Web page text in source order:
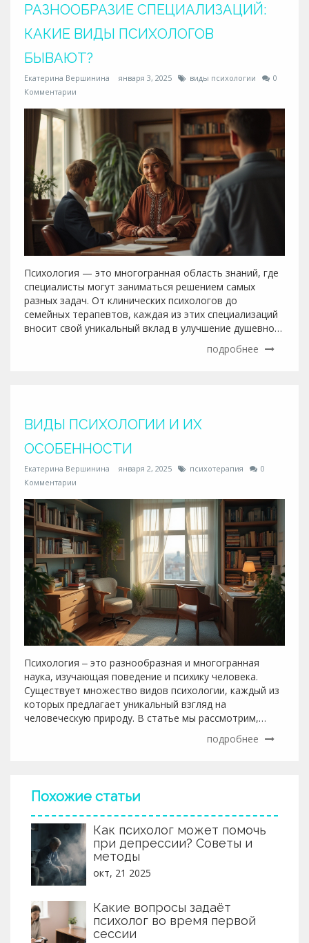
психологии и то, почему они приобретают столь
РАЗНООБРАЗИЕ СПЕЦИАЛИЗАЦИЙ:
КАКИЕ ВИДЫ ПСИХОЛОГОВ
БЫВАЮТ?
Екатерина Вершинина января 3, 2025 виды психологии
0
Комментарии
Психология — это многогранная область знаний, где
специалисты могут заниматься решением самых
разных задач. От клинических психологов до
семейных терапевтов, каждая из этих специализаций
вносит свой уникальный вклад в улучшение душевного
рассмотрены основные виды психологов, их
подробнее
ВИДЫ ПСИХОЛОГИИ И ИХ
ОСОБЕННОСТИ
Екатерина Вершинина января 2, 2025 психотерапия
0
Комментарии
Психология ‒ это разнообразная и многогранная
наука, изучающая поведение и психику человека.
Существует множество видов психологии, каждый из
которых предлагает уникальный взгляд на
человеческую природу. В статье мы рассмотрим,
какие основные виды психологии существуют и чем
они отличаются, а также дадим ценные советы по
подробнее
Похожие статьи
Как психолог может помочь
при депрессии? Советы и
методы
окт, 21 2025
Какие вопросы задаёт
психолог во время первой
сессии